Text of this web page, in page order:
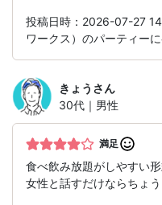
投稿日時：2026-07-27
ワークス）のパーティーに
きょう さん
30代｜男性
満足
食べ飲み放題がしやすい形
女性と話すだけならちょう